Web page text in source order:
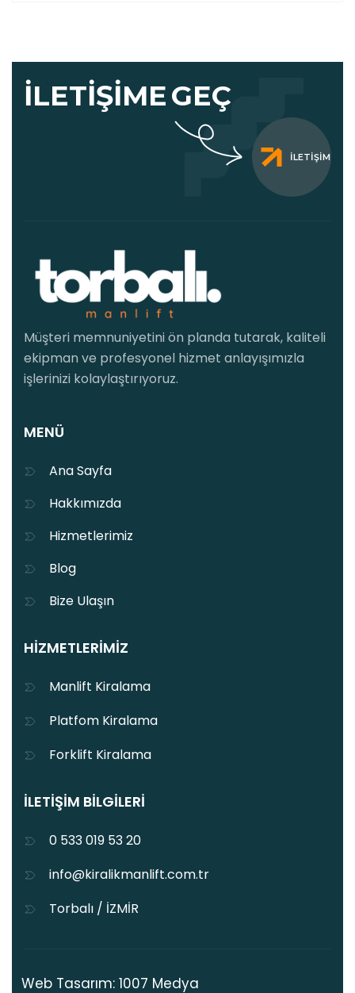
İLETIŞIMEGEÇ
İLETIŞIM
Müşteri memnuniyetini ön planda tutarak, kaliteli
ekipman ve profesyonel hizmet anlayışımızla
işlerinizi kolaylaştırıyoruz.
MENÜ
Ana Sayfa
Hakkımızda
Hizmetlerimiz
Blog
Bize Ulaşın
HIZMETLERIMIZ
Manlift Kiralama
Platfom Kiralama
Forklift Kiralama
İLETIŞIM BILGILERI
0 533 019 53 20
info@kiralikmanlift.com.tr
Torbalı / İZMİR
Web Tasarım: 1007 Medya